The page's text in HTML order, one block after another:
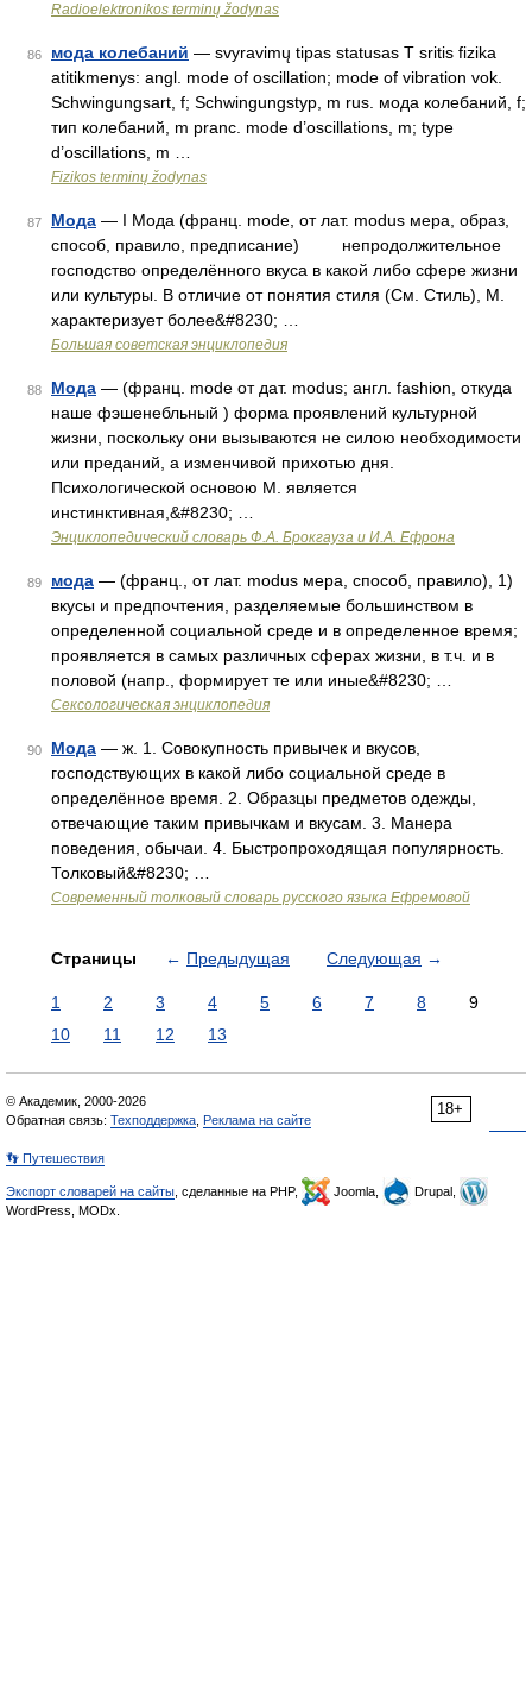
Radioelektronikos terminų žodynas
86 мода колебаний — svyravimų tipas statusas T sritis fizika
atitikmenys: angl. mode of oscillation; mode of vibration vok.
Schwingungsart, f; Schwingungstyp, m rus. мода колебаний, f;
тип колебаний, m pranc. mode d’oscillations, m; type
d’oscillations, m …
Fizikos terminų žodynas
87 Мода — I Мода (франц. mode, от лат. modus мера, образ,
способ, правило, предписание) непродолжительное
господство определённого вкуса в какой либо сфере жизни
или культуры. В отличие от понятия стиля (См. Стиль), М.
характеризует более&#8230; …
Большая советская энциклопедия
88 Мода — (франц. mode от дат. modus; англ. fashion, откуда
наше фэшенебльный ) форма проявлений культурной
жизни, поскольку они вызываются не силою необходимости
или преданий, а изменчивой прихотью дня.
Психологической основою М. является
инстинктивная,&#8230; …
Энциклопедический словарь Ф.А. Брокгауза и И.А. Ефрона
89 мода — (франц., от лат. modus мера, способ, правило), 1)
вкусы и предпочтения, разделяемые большинством в
определенной социальной среде и в определенное время;
проявляется в самых различных сферах жизни, в т.ч. и в
половой (напр., формирует те или иные&#8230; …
Сексологическая энциклопедия
90 Мода — ж. 1. Совокупность привычек и вкусов,
господствующих в какой либо социальной среде в
определённое время. 2. Образцы предметов одежды,
отвечающие таким привычкам и вкусам. 3. Манера
поведения, обычаи. 4. Быстропроходящая популярность.
Толковый&#8230; …
Современный толковый словарь русского языка Ефремовой
Страницы ← Предыдущая Следующая →
1 2 3 4 5 6 7 8
9
10
11 12 13
18+
© Академик, 2000-2026
Обратная связь: Техподдержка Реклама на сайте
👣 Путешествия
Экспорт словарей на сайты , сделанные на PHP, Joomla,
Drupal,
WordPress, MODx.